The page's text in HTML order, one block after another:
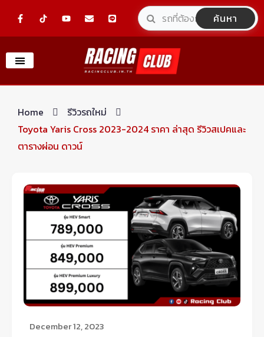
F
a
e
o
o
-
o
t
n
e
l
o
p
e
L
i
e
ค้นหา
Home
รีวิวรถใหม่
Toyota Yaris Cross 2023-2024 ราคา ล่าสุด รีวิวสเปคและ
ตารางผ่อน ดาวน์
December 12, 2023